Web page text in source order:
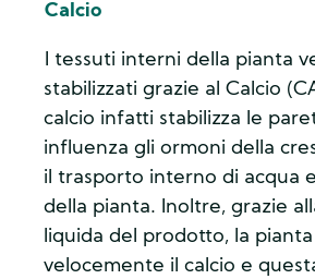
Calcio
I tessuti interni della pianta
stabilizzati grazie al Calcio
calcio infatti stabilizza le
influenza gli ormoni della
il trasporto interno di acqua
della pianta. Inoltre, grazie
liquida del prodotto, la
velocemente il calcio e